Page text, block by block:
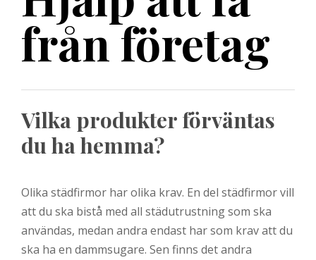
från företag
Vilka produkter förväntas
du ha hemma?
Olika städfirmor har olika krav. En del städfirmor vill
att du ska bistå med all städutrustning som ska
användas, medan andra endast har som krav att du
ska ha en dammsugare. Sen finns det andra